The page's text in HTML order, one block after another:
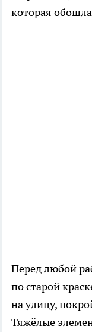
которая
Перед любой
по старой
на улицу,
Тяжёлые